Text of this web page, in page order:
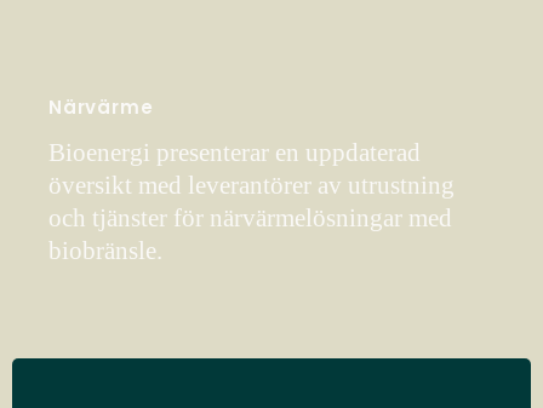
Närvärme
Bioenergi presenterar en uppdaterad
översikt med leverantörer av utrustning
och tjänster för närvärmelösningar med
biobränsle.